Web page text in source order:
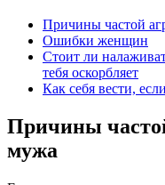
Причины частой
Ошибки женщин
Стоит ли
тебя оскорбляет
Как себя вести,
Причины
мужа